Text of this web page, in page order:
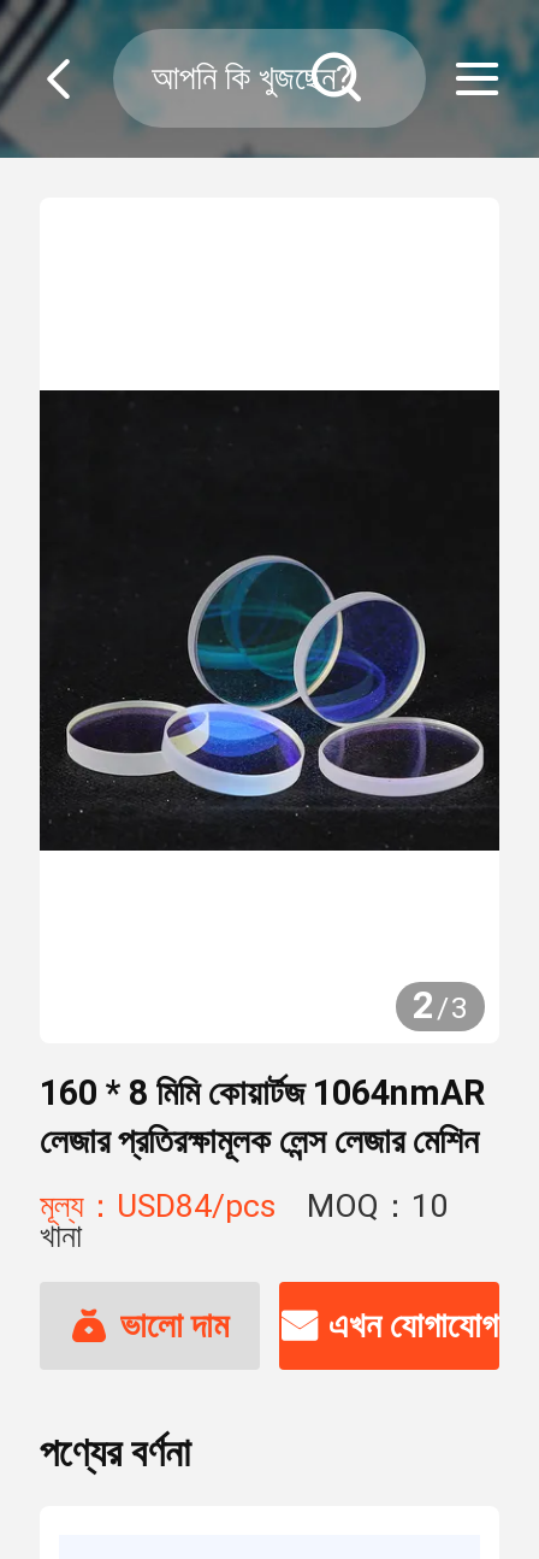
2/3
160 * 8 মিমি কোয়ার্টজ 1064nmAR
লেজার প্রতিরক্ষামূলক লেন্স লেজার মেশিন
মূল্য：USD84/pcs
MOQ：10
খানা
ভালো দাম এখন যোগাযোগ
পণ্যের বর্ণনা